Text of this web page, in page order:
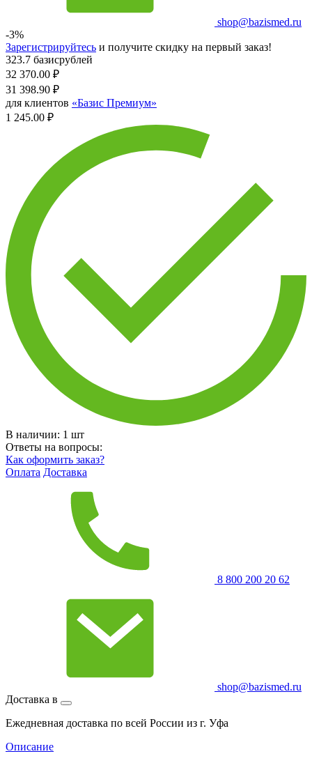
shop@bazismed.ru
-3%
Зарегистрируйтесь и получите скидку на первый заказ!
323.7 базисрублей
32 370.00 ₽
31 398.90 ₽
для клиентов «Базис Премиум»
1 245.00 ₽
В наличии: 1 шт
Ответы на вопросы:
Как оформить заказ?
Оплата Доставка
8 800 200 20 62
shop@bazismed.ru
Доставка в
Ежедневная доставка по всей России из г. Уфа
Описание